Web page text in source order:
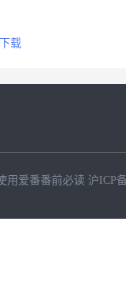
下载
用爱番番前必读 沪ICP